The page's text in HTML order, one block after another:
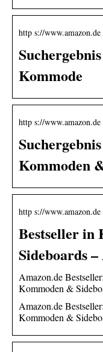
http s://
Kommode
http s://
Kommoden
http s://www.amazon.de
Bestseller in
Sideboards
Amazon.de
Kommoden &
Amazon.de
Kommoden &